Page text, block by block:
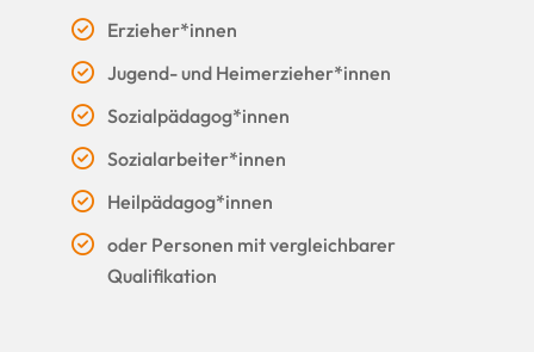
Erzieher*innen
Jugend- und Heimerzieher*innen
Sozialpädagog*innen
Sozialarbeiter*innen
Heilpädagog*innen
oder Personen mit vergleichbarer
Qualifikation